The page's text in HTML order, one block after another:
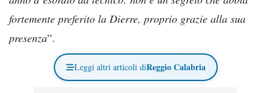
fortemente preferito la Dierre, proprio grazie alla sua
presenza”.
Leggi altri articoli diReggio Calabria